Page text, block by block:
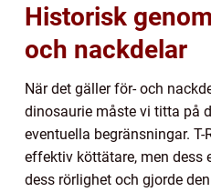
Historisk
och nackdelar
När det gäller för- och
dinosaurie måste vi titta på
eventuella begränsningar. T-
effektiv köttätare, men dess
dess rörlighet och gjorde